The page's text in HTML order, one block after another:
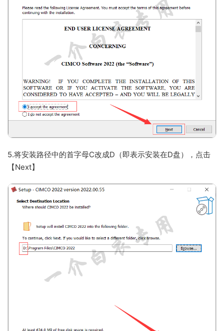
5.将安装路径中的首字母C改成D（即表示安装在D盘），点击
【Next】